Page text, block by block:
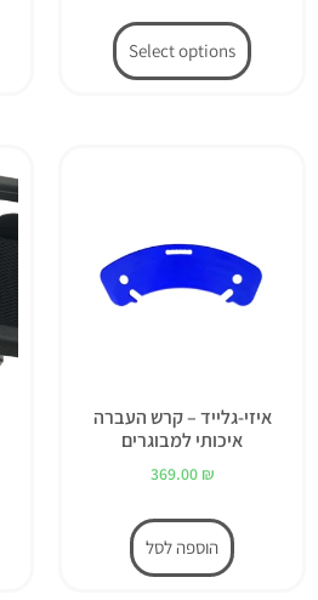
Select options
איזי-גלייד – קרש העברה
איכותי למבוגרים
369.00 ₪
הוספה לסל